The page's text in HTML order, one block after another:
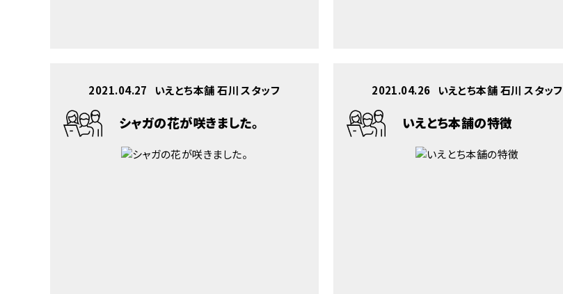
2021.04.27 いえとち本舗 石川 スタッフ
シャガの花が咲きました。
2021.04.26 いえとち本舗 石川 スタッフ
いえとち本舗の特徴